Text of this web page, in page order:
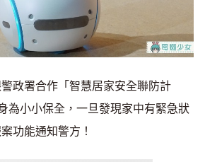
政署合作「智慧居家安全聯防計
為小小保全，一旦發現家中有緊急狀
功能通知警方！